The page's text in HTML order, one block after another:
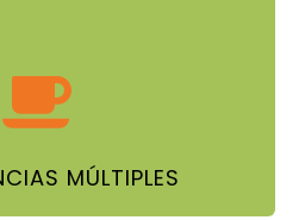
MÚLTIPLES